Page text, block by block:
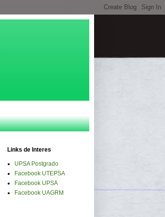
Links de Interes
UPSA Postgrado
Facebook UTEPSA
Facebook UPSA
Facebook UAGRM